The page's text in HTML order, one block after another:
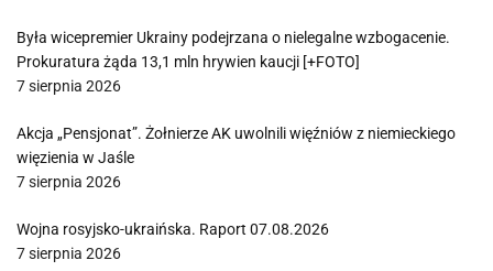
Była wicepremier Ukrainy podejrzana o nielegalne wzbogacenie.
Prokuratura żąda 13,1 mln hrywien kaucji [+FOTO]
7 sierpnia 2026
Akcja „Pensjonat”. Żołnierze AK uwolnili więźniów z niemieckiego
więzienia w Jaśle
7 sierpnia 2026
Wojna rosyjsko-ukraińska. Raport 07.08.2026
7 sierpnia 2026